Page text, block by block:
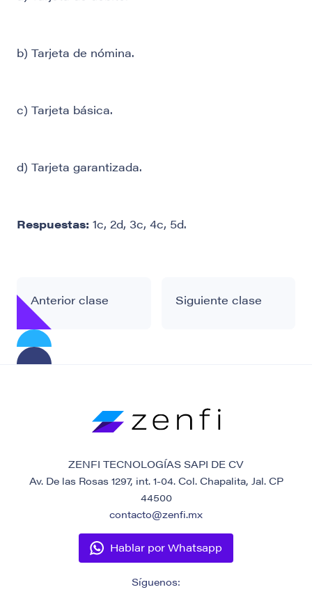
b) Tarjeta de nómina.
c) Tarjeta básica.
d) Tarjeta garantizada.
Respuestas: 1c, 2d, 3c, 4c, 5d.
Anterior clase Siguiente clase
ZENFI TECNOLOGÍAS SAPI DE CV
Av. De las Rosas 1297, int. 1-04. Col. Chapalita, Jal. CP
44500
contacto@zenfi.mx
Hablar por Whatsapp
Síguenos: